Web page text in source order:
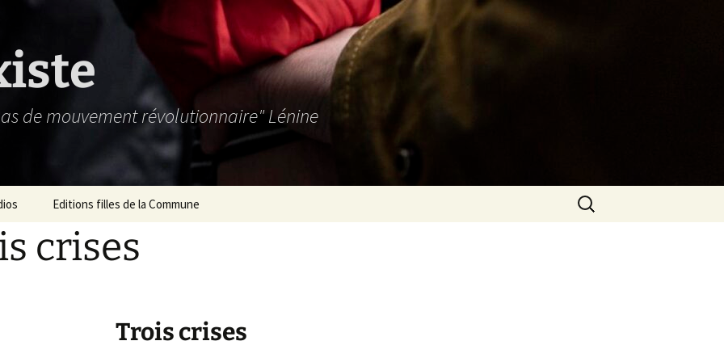
de mouvement révolutionnaire" Lénine
Editions filles de la Commune Rechercher :
crises
Trois crises